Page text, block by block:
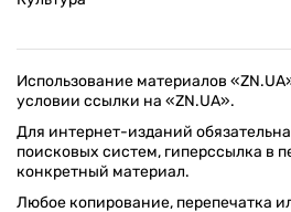
Использование материалов
условии ссылки на «ZN.UA».
Для интернет-изданий
поисковых систем, гиперссылка в
конкретный материал.
Любое копирование, перепечатка